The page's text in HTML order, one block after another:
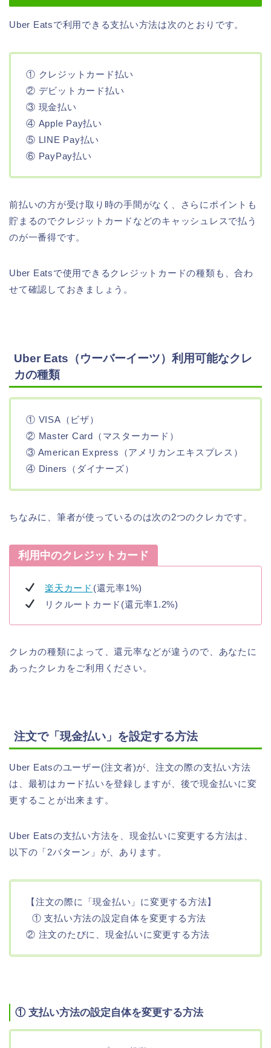
Uber Eatsで利用できる支払い方法は次のとおりです。
① クレジットカード払い
② デビットカード払い
③ 現金払い
④ Apple Pay払い
⑤ LINE Pay払い
⑥ PayPay払い
前払いの方が受け取り時の手間がなく、さらにポイントも
貯まるのでクレジットカードなどのキャッシュレスで払う
のが一番得です。
Uber Eatsで使用できるクレジットカードの種類も、合わ
せて確認しておきましょう。
Uber Eats（ウーバーイーツ）利用可能なクレ
カの種類
① VISA（ビザ）
② Master Card（マスターカード）
③ American Express（アメリカンエキスプレス）
④ Diners（ダイナーズ）
ちなみに、筆者が使っているのは次の2つのクレカです。
利用中のクレジットカード
楽天カード (還元率1%)
リクルートカード(還元率1.2%)
クレカの種類によって、還元率などが違うので、あなたに
あったクレカをご利用ください。
注文で「現金払い」を設定する方法
Uber Eatsのユーザー(注文者)が、注文の際の支払い方法
は、最初はカード払いを登録しますが、後で現金払いに変
更することが出来ます。
Uber Eatsの支払い方法を、現金払いに変更する方法は、
以下の「2パターン」が、あります。
【注文の際に「現金払い」に変更する方法】
① 支払い方法の設定自体を変更する方法
② 注文のたびに、現金払いに変更する方法
① 支払い方法の設定自体を変更する方法